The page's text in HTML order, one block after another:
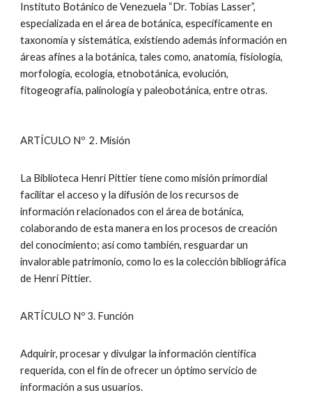
Instituto Botánico de Venezuela “Dr. Tobías Lasser”,
especializada en el área de botánica, específicamente en
taxonomía y sistemática, existiendo además información en
áreas afines a la botánica, tales como, anatomía, fisiología,
morfología, ecología, etnobotánica, evolución,
fitogeografía, palinología y paleobotánica, entre otras.
ARTÍCULO Nº 2. Misión
La Biblioteca Henri Pittier tiene como misión primordial
facilitar el acceso y la difusión de los recursos de
información relacionados con el área de botánica,
colaborando de esta manera en los procesos de creación
del conocimiento; así como también, resguardar un
invalorable patrimonio, como lo es la colección bibliográfica
de Henri Pittier.
ARTÍCULO Nº 3. Función
Adquirir, procesar y divulgar la información científica
requerida, con el fin de ofrecer un óptimo servicio de
información a sus usuarios.